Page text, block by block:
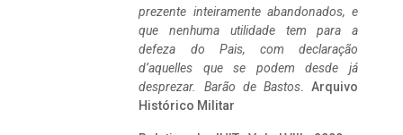
prezente inteiramente abandonados, e
que nenhuma utilidade tem para a
defeza do Pais, com declaração
d’aquelles que se podem desde já
desprezar. Barão de Bastos. Arquivo
Histórico Militar